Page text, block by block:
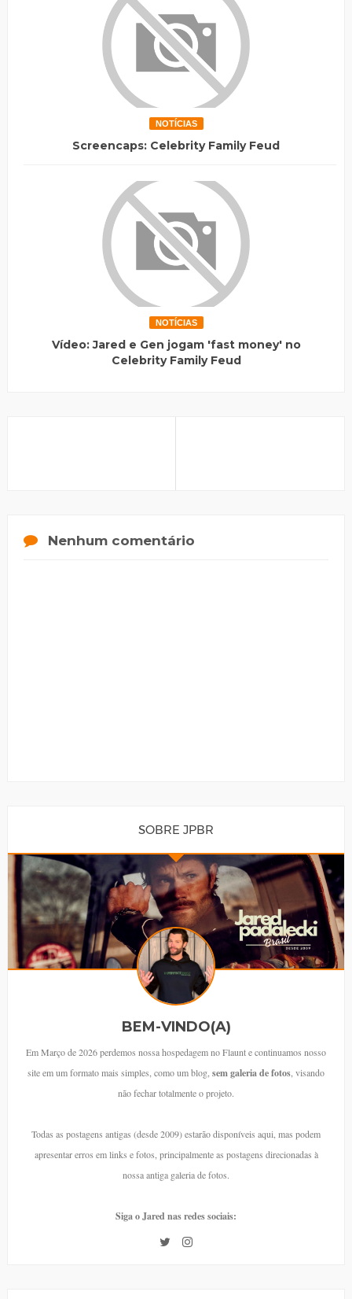
NOTÍCIAS
Screencaps: Celebrity Family Feud
NOTÍCIAS
Vídeo: Jared e Gen jogam 'fast money' no
Celebrity Family Feud
Nenhum comentário
SOBRE JPBR
BEM-VINDO(A)
Em Março de 2026 perdemos nossa hospedagem no Flaunt e continuamos nosso
site em um formato mais simples, como um blog, sem galeria de fotos , visando
não fechar totalmente o projeto.
Todas as postagens antigas (desde 2009) estarão disponíveis aqui, mas podem
apresentar erros em links e fotos, principalmente as postagens direcionadas à
nossa antiga galeria de fotos.
Siga o Jared nas redes sociais: